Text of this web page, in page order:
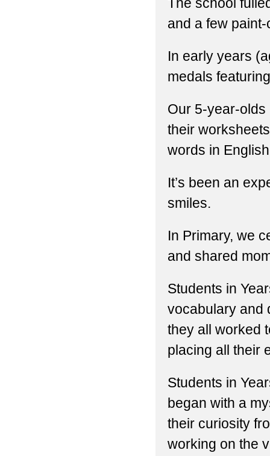
and a few
In early years
medals
Our 5-year-
their
words in
It’s been an
smiles.
In Primary, we
and shared
Students in
vocabulary and
they all worked
placing all their
Students in
began with a
their curiosity
working on the